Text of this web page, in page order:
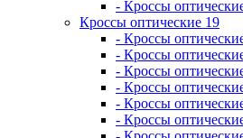
- Кроссы
Кроссы оптические 19
- Кроссы
- Кроссы
- Кроссы
- Кроссы
- Кроссы
- Кроссы